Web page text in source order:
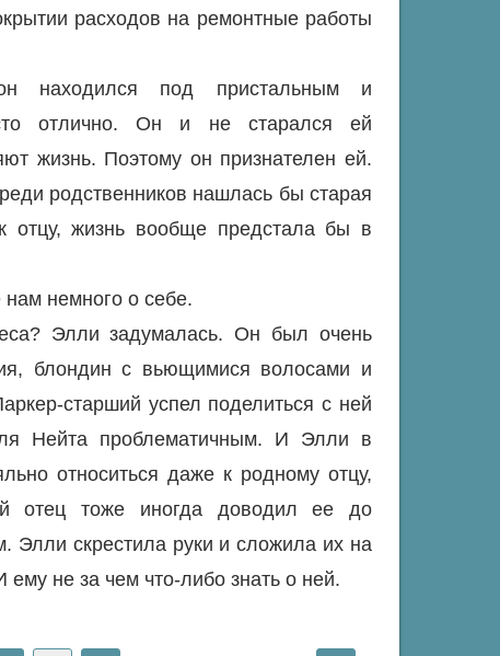
расходов на ремонтные работы
находился под пристальным и
отлично. Он и не старался ей
жизнь. Поэтому он признателен ей.
родственников нашлась бы старая
отцу, жизнь вообще предстала бы в
немного о себе.
Элли задумалась. Он был очень
блондин с вьющимися волосами и
старший успел поделиться с ней
Нейта проблематичным. И Элли в
относиться даже к родному отцу,
отец тоже иногда доводил ее до
Элли скрестила руки и сложила их на
не за чем что-либо знать о ней.